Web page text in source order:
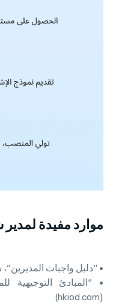
موارد مفيدة
• “دليل واجبات
• “المبادئ التوجيهية